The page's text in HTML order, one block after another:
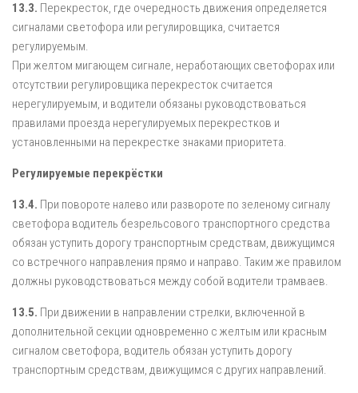
13.3. Перекресток, где очередность движения определяется
сигналами светофора или регулировщика, считается
регулируемым.
При желтом мигающем сигнале, неработающих светофорах или
отсутствии регулировщика перекресток считается
нерегулируемым, и водители обязаны руководствоваться
правилами проезда нерегулируемых перекрестков и
установленными на перекрестке знаками приоритета.
Регулируемые перекрёстки
13.4. При повороте налево или развороте по зеленому сигналу
светофора водитель безрельсового транспортного средства
обязан уступить дорогу транспортным средствам, движущимся
со встречного направления прямо и направо. Таким же правилом
должны руководствоваться между собой водители трамваев.
13.5. При движении в направлении стрелки, включенной в
дополнительной секции одновременно с желтым или красным
сигналом светофора, водитель обязан уступить дорогу
транспортным средствам, движущимся с других направлений.